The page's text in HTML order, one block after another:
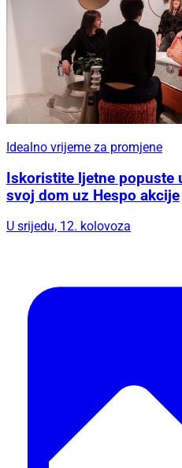
Idealno vrijeme za promjene
Iskoristite ljetne popuste
svoj dom uz Hespo akcije
U srijedu, 12. kolovoza